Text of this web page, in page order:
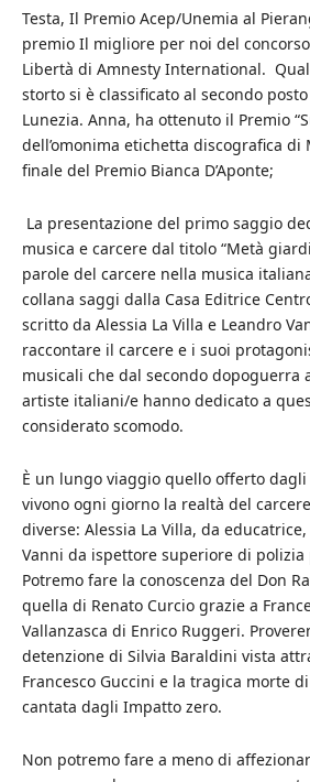
Testa, Il Premio Acep/Unemia al
premio Il migliore per noi del concorso
Libertà di Amnesty International.
storto si è classificato al secondo
Lunezia. Anna, ha ottenuto il Premio
dell’omonima etichetta discografica di
finale del Premio Bianca D’Aponte;
La presentazione del primo saggio
musica e carcere dal titolo “Metà
parole del carcere nella musica
collana saggi dalla Casa Editrice
scritto da Alessia La Villa e Leandro
raccontare il carcere e i suoi
musicali che dal secondo dopoguerra
artiste italiani/e hanno dedicato a
considerato scomodo.
È un lungo viaggio quello offerto
vivono ogni giorno la realtà del
diverse: Alessia La Villa, da
Vanni da ispettore superiore di
Potremo fare la conoscenza del Don
quella di Renato Curcio grazie a
Vallanzasca di Enrico Ruggeri.
detenzione di Silvia Baraldini vista
Francesco Guccini e la tragica morte
cantata dagli Impatto zero.
Non potremo fare a meno di